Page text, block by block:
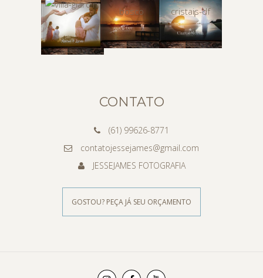
CONTATO
(61) 99626-8771
contatojessejames@gmail.com
JESSEJAMES FOTOGRAFIA
GOSTOU? PEÇA JÁ SEU ORÇAMENTO